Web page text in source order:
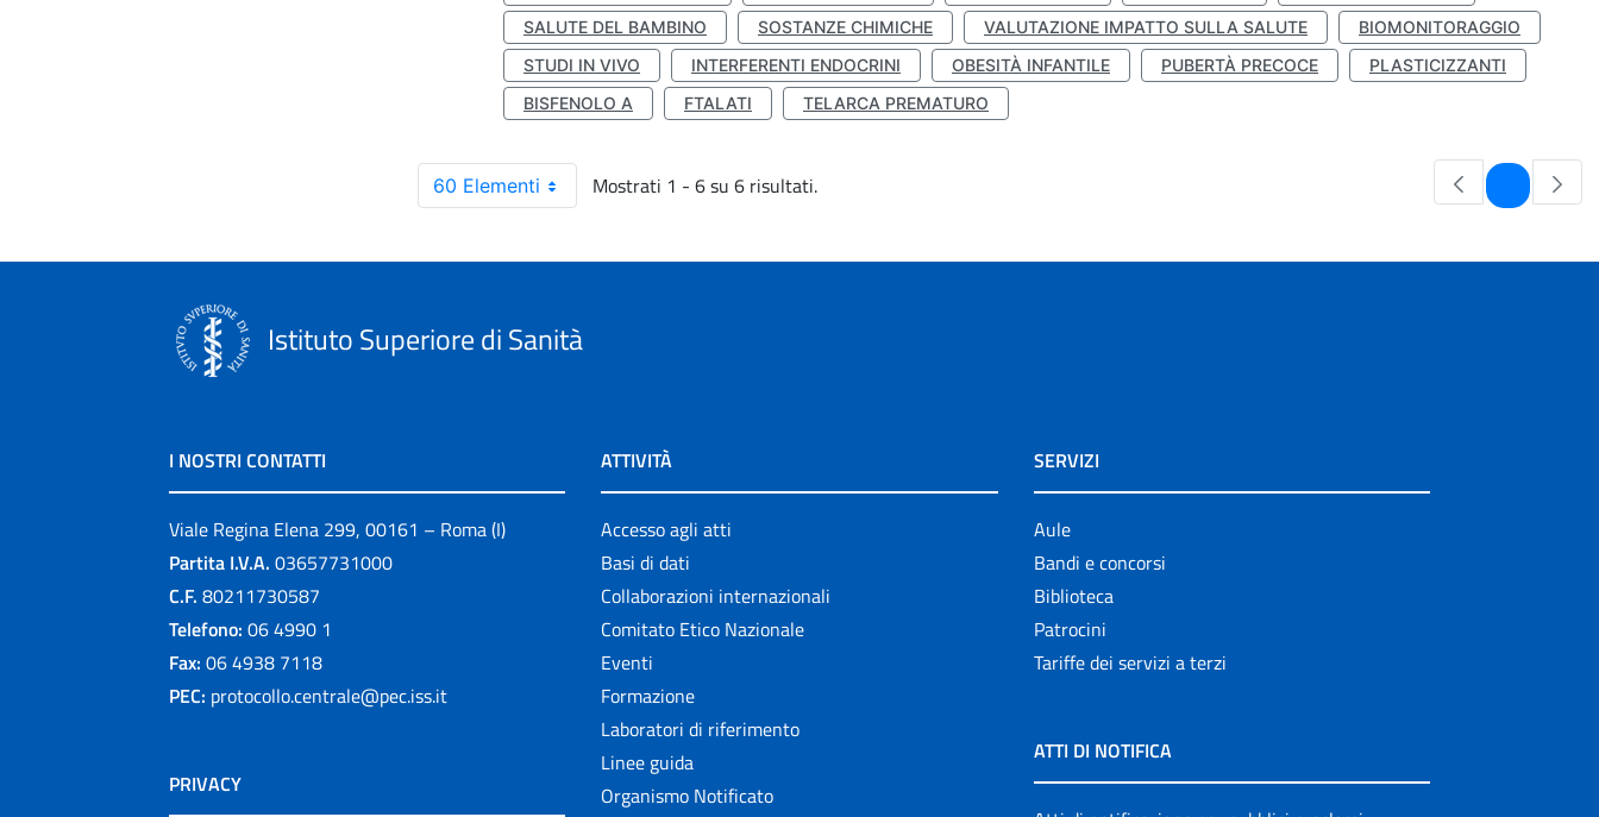
SALUTE DEL BAMBINO
SOSTANZE CHIMICHE VALUTAZIONE IMPATTO SULLA SALUTE
BIOMONITORAGGIO
STUDI IN VIVO
INTERFERENTI ENDOCRINI OBESITÀ INFANTILE PUBERTÀ PRECOCE
PLASTICIZZANTI
BISFENOLO A
FTALATI TELARCA PREMATURO
60 Elementi Mostrati 1 - 6 su 6 risultati. Pagina
Istituto Superiore di Sanità
I NOSTRI CONTATTI
Viale Regina Elena 299, 00161 – Roma (I)
Partita I.V.A. 03657731000
C.F. 80211730587
Telefono: 06 4990 1
Fax: 06 4938 7118
PEC: protocollo.centrale@pec.iss.it
PRIVACY
ATTIVITÀ
Accesso agli atti
Basi di dati
Collaborazioni internazionali
Comitato Etico Nazionale
Eventi
Formazione
Laboratori di riferimento
Linee guida
Organismo Notificato
SERVIZI
Aule
Bandi e concorsi
Biblioteca
Patrocini
Tariffe dei servizi a terzi
ATTI DI NOTIFICA